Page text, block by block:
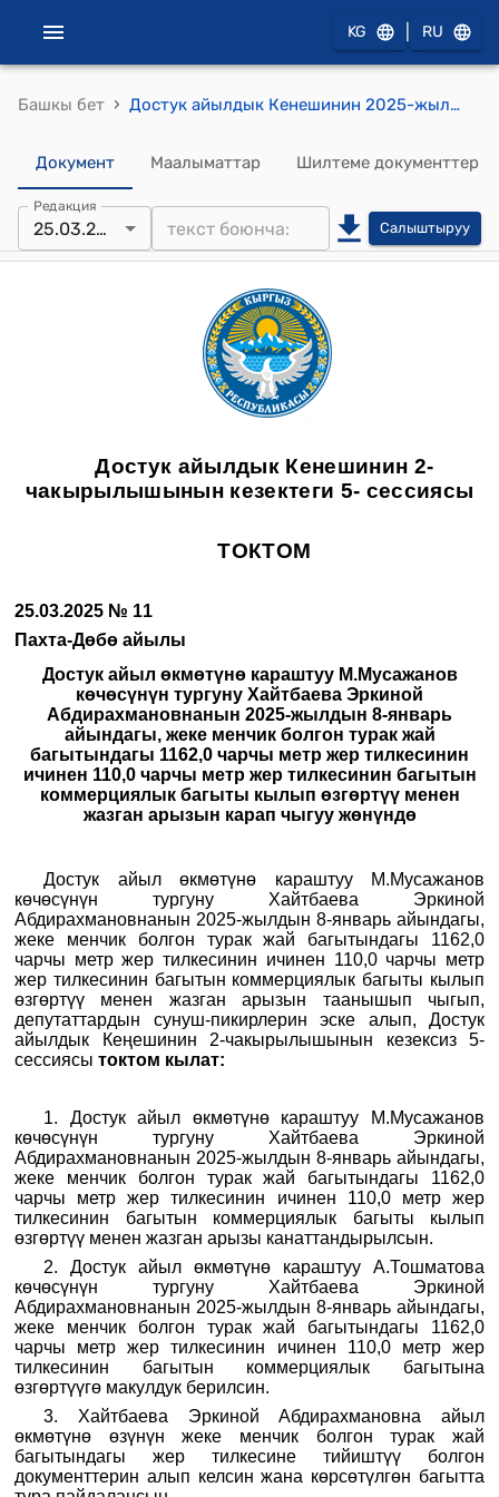
KG RU
Башкы бет › Достук айылдык Кенешинин 2025-жылдын 25-мартындагы №11 Достук айыл өкмөтүнө караштуу М.Мусажанов көчөсүнүн тургуну Хайтбаева Эркиной Абдирахмановнанын 2025-жылдын 8-январь айындагы, жеке менчик болгон турак жай багытындагы 1162,0 чарчы метр жер тилкесинин ичинен 110,0 чарчы метр жер тилкесинин багытын коммерциялык багыты кылып өзгөртүү менен жазган арызын карап чыгуу жөнүндө токтому
Документ Маалыматтар Шилтеме документтер
Редакция
25.03.2025 Салыштыруу